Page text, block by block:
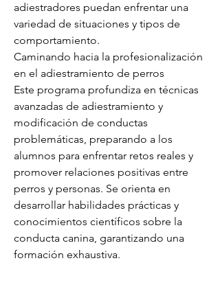
adiestradores puedan enfrentar una
variedad de situaciones y tipos de
comportamiento.
Caminando hacia la profesionalización
en el adiestramiento de perros
Este programa profundiza en técnicas
avanzadas de adiestramiento y
modificación de conductas
problemáticas, preparando a los
alumnos para enfrentar retos reales y
promover relaciones positivas entre
perros y personas. Se orienta en
desarrollar habilidades prácticas y
conocimientos científicos sobre la
conducta canina, garantizando una
formación exhaustiva.